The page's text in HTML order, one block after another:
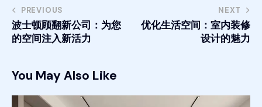
PREVIOUS
波士顿顾翻新公司：为您
的空间注入新活力
NEXT
优化生活空间：室内装修
设计的魅力
You May Also Like